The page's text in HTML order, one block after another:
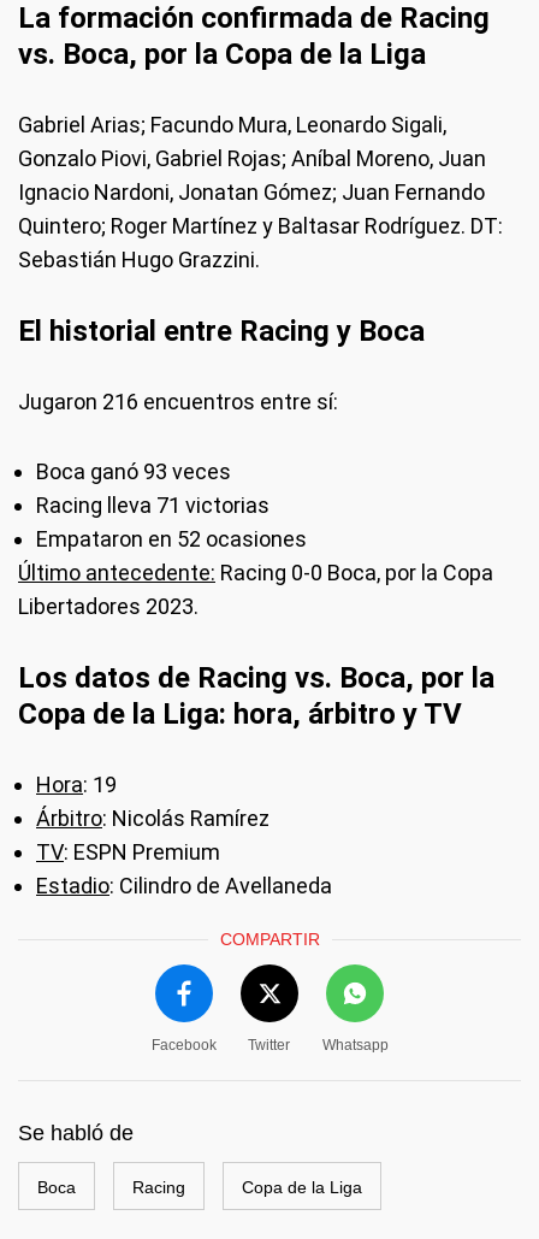
La formación confirmada de Racing
vs. Boca, por la Copa de la Liga
Gabriel Arias; Facundo Mura, Leonardo Sigali,
Gonzalo Piovi, Gabriel Rojas; Aníbal Moreno, Juan
Ignacio Nardoni, Jonatan Gómez; Juan Fernando
Quintero; Roger Martínez y Baltasar Rodríguez. DT:
Sebastián Hugo Grazzini.
El historial entre Racing y Boca
Jugaron 216 encuentros entre sí:
Boca ganó 93 veces
Racing lleva 71 victorias
Empataron en 52 ocasiones
Último antecedente: Racing 0-0 Boca, por la Copa
Libertadores 2023.
Los datos de Racing vs. Boca, por la
Copa de la Liga: hora, árbitro y TV
Hora: 19
Árbitro: Nicolás Ramírez
TV: ESPN Premium
Estadio: Cilindro de Avellaneda
COMPARTIR
Facebook Twitter Whatsapp
Se habló de
Boca Racing Copa de la Liga